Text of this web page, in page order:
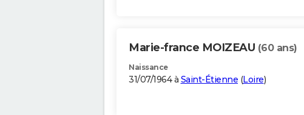
Marie-france MOIZEAU (60 ans)
Naissance
31/07/1964 à Saint-Étienne (Loire)